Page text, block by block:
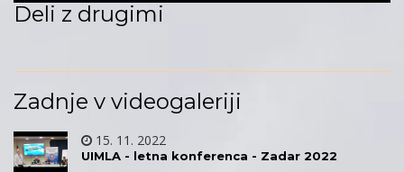
Deli z drugimi
Zadnje v videogaleriji
15. 11. 2022
UIMLA - letna konferenca - Zadar 2022